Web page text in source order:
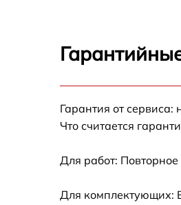
Гарантия от
Что считается
Для работ:
Для комплектующих: